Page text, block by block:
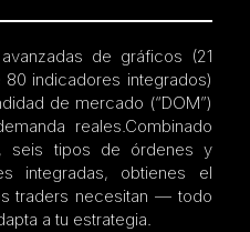
de gráficos (21
indicadores integrados)
de mercado (“DOM”)
reales.Combinado
seis tipos de órdenes y
integradas, obtienes el
traders necesitan — todo
a tu estrategia.